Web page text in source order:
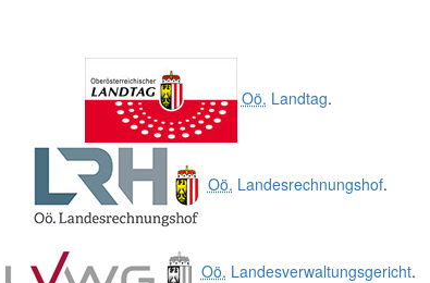
Oö. Landtag.
Oö. Landesrechnungshof.
Oö. Landesverwaltungsgericht.